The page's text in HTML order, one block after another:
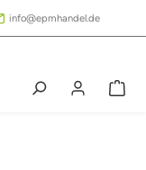
info@epmhandel.de